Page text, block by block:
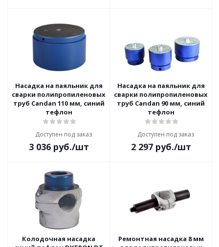
Насадка на паяльник для
сварки полипропиленовых
труб Candan 110 мм, синий
тефлон
Доступен под заказ
3 036руб./шт
Насадка на паяльник для
сварки полипропиленовых
труб Candan 90 мм, синий
тефлон
Доступен под заказ
2 297руб./шт
Колодочная насадка
Ремонтная насадка 8 мм